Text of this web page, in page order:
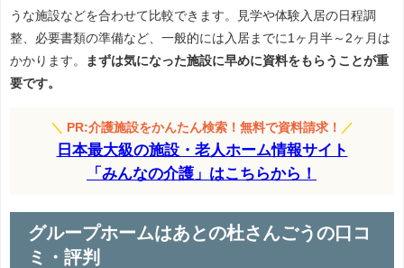
うな施設などを合わせて比較できます。見学や体験入居の日程調
整、必要書類の準備など、一般的には入居までに1ヶ月半～2ヶ月は
かかります。
まずは気になった施設に早めに資料をもらうことが重
要です。
＼ PR:介護施設をかんたん検索！無料で資料請求！ ／
日本最大級の施設・老人ホーム情報サイト
「みんなの介護」はこちらから！
グループホームはあとの杜さんごうの口コ
ミ・評判